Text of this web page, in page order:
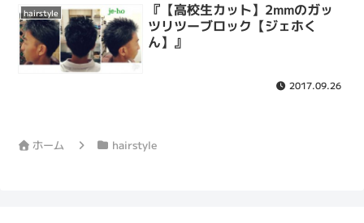
hairstyle
『【高校生カット】2mmのガッ
ツリツーブロック【ジェホく
ん】』
2017.09.26
ホーム hairstyle